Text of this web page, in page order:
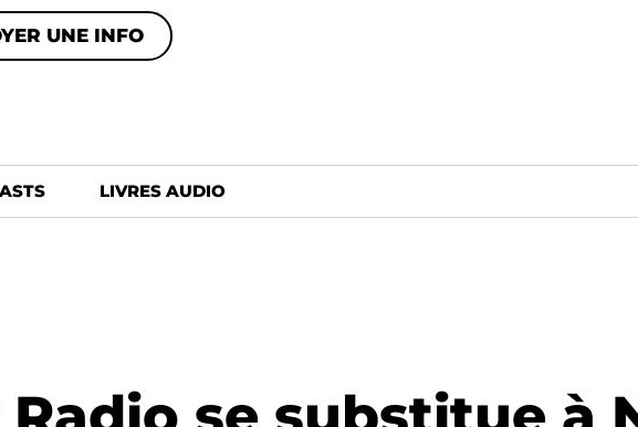
UNE INFO
LIVRES AUDIO